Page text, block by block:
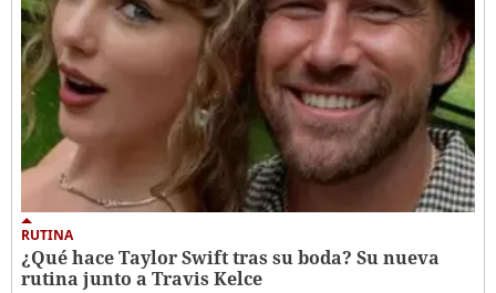
RUTINA
¿Qué hace Taylor Swift tras su boda? Su nueva
rutina junto a Travis Kelce